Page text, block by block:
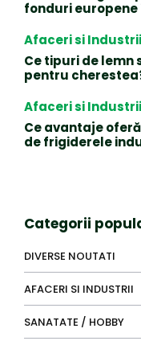
fonduri europene
Afaceri si Industrii
Ce tipuri de lemn
pentru
Afaceri si Industrii
Ce avantaje
de frigiderele
Categorii
DIVERSE NOUTATI
AFACERI SI INDUSTRII
SANATATE / HOBBY